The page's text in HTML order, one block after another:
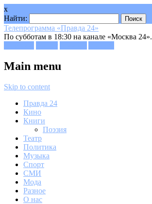
x
Найти:
Телепрограмма «Правда 24»
По субботам в 18:30 на канале «Москва 24».
Main menu
Skip to content
Правда 24
Кино
Книги
Поэзия
Театр
Политика
Музыка
Спорт
СМИ
Мода
Разное
О нас